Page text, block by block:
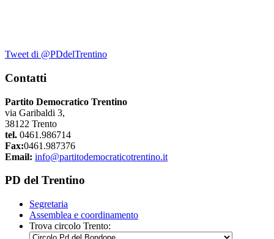
Tweet di @PDdelTrentino
Contatti
Partito Democratico Trentino
via Garibaldi 3,
38122 Trento
tel. 0461.986714
Fax:0461.987376
Email: info@partitodemocraticotrentino.it
PD del Trentino
Segretaria
Assemblea e coordinamento
Trova circolo Trento: